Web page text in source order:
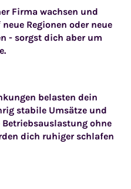
Firma wachsen und
Regionen oder neue
- sorgst dich aber um
belasten dein
stabile Umsätze und
ohne
dich ruhiger schlafen